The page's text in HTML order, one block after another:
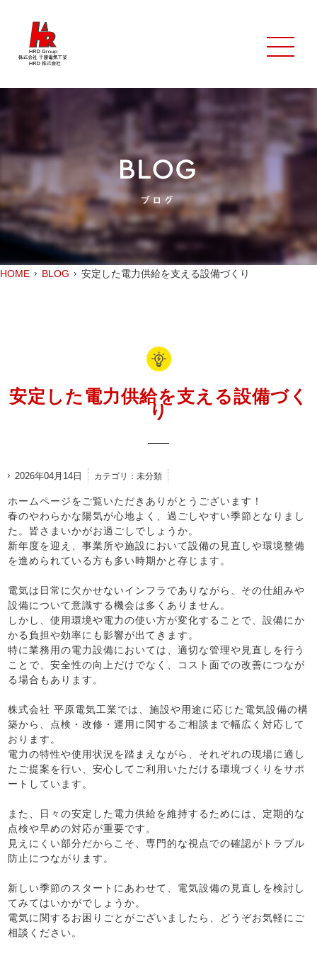
HOME BLOG 安定した電力供給を支える設備づくり
安定した電力供給を支える設備づく
り
2026年04月14日 カテゴリ：未分類
ホームページをご覧いただきありがとうございます！
春のやわらかな陽気が心地よく、過ごしやすい季節となりまし
た。皆さまいかがお過ごしでしょうか。
新年度を迎え、事業所や施設において設備の見直しや環境整備
を進められている方も多い時期かと存じます。
電気は日常に欠かせないインフラでありながら、その仕組みや
設備について意識する機会は多くありません。
しかし、使用環境や電力の使い方が変化することで、設備にか
かる負担や効率にも影響が出てきます。
特に業務用の電力設備においては、適切な管理や見直しを行う
ことで、安全性の向上だけでなく、コスト面での改善につなが
る場合もあります。
株式会社 平原電気工業では、施設や用途に応じた電気設備の構
築から、点検・改修・運用に関するご相談まで幅広く対応して
おります。
電力の特性や使用状況を踏まえながら、それぞれの現場に適し
たご提案を行い、安心してご利用いただける環境づくりをサポ
ートしています。
また、日々の安定した電力供給を維持するためには、定期的な
点検や早めの対応が重要です。
見えにくい部分だからこそ、専門的な視点での確認がトラブル
防止につながります。
新しい季節のスタートにあわせて、電気設備の見直しを検討し
てみてはいかがでしょうか。
電気に関するお困りごとがございましたら、どうぞお気軽にご
相談ください。